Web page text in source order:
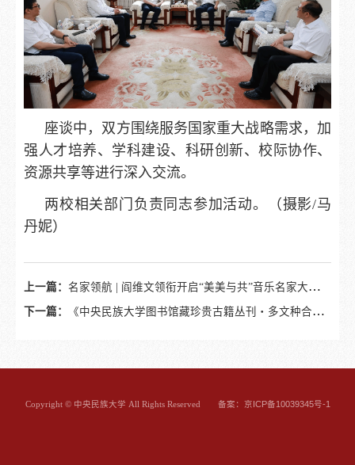
座谈中，双方围绕服务国家重大战略需求，加
强人才培养、学科建设、科研创新、校际协作、
资源共享等进行深入交流。
两校相关部门负责同志参加活动。（摄影/马
丹妮）
上一篇： 名家领航 | 阎维文领衔开启“美美与共”音乐名家大讲坛首场学术盛宴
下一篇： 《中央民族大学图书馆藏珍贵古籍丛刊・多文种合璧古籍卷》新书发布暨古籍工作高质量发展研讨会在校举办
Copyright © 中央民族大学 All Rights Reserved 备案：京ICP备10039345号-1